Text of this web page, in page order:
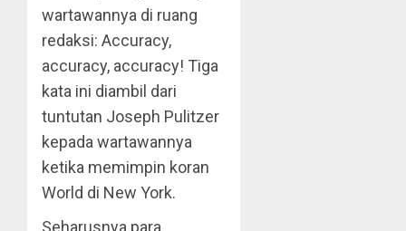
wartawannya di ruang
redaksi: Accuracy,
accuracy, accuracy! Tiga
kata ini diambil dari
tuntutan Joseph Pulitzer
kepada wartawannya
ketika memimpin koran
World di New York.
Seharusnya para